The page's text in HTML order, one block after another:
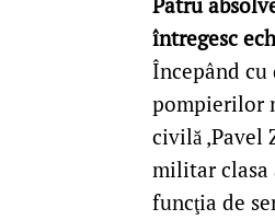
întregesc
Începând
pompierilor
civilă ,Pavel
militar clasa
funcţia de